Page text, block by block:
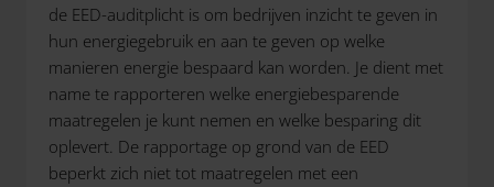
de EED-auditplicht is om bedrijven inzicht te geven in
hun energiegebruik en aan te geven op welke
manieren energie bespaard kan worden. Je dient met
name te rapporteren welke energiebesparende
maatregelen je kunt nemen en welke besparing dit
oplevert. De rapportage op grond van de EED
beperkt zich niet tot maatregelen met een